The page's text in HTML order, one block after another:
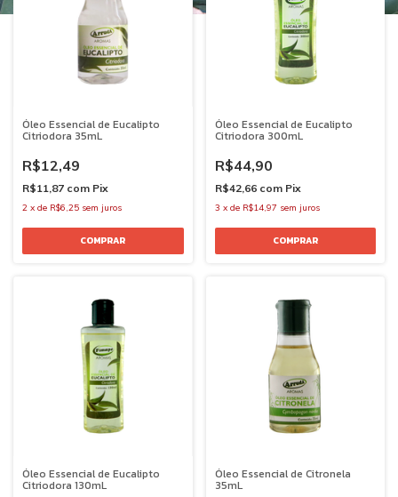
Óleo Essencial de Eucalipto
Citriodora 35mL
R$12,49
R$11,87 com Pix
2 x de R$6,25 sem juros
Óleo Essencial de Eucalipto
Citriodora 300mL
R$44,90
R$42,66 com Pix
3 x de R$14,97 sem juros
Óleo Essencial de Eucalipto
Citriodora 130mL
Óleo Essencial de Citronela
35mL